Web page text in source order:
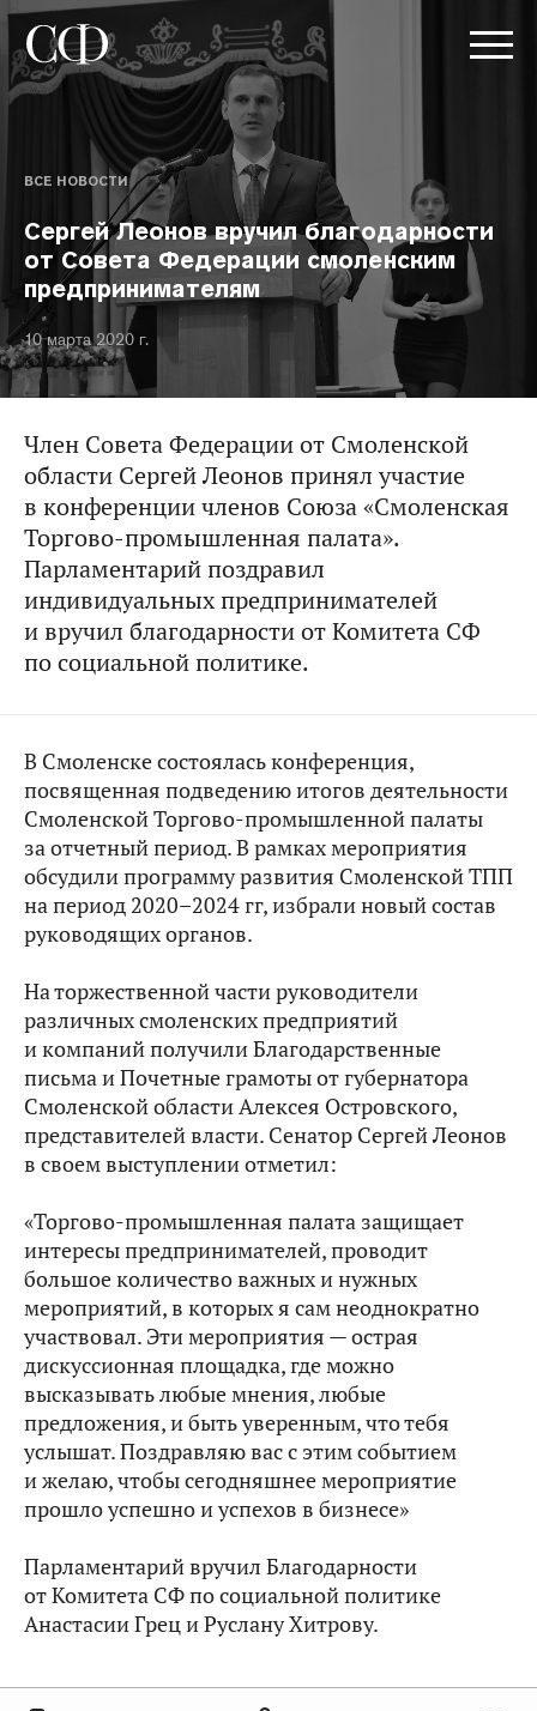
ВСЕ НОВОСТИ
Сергей Леонов вручил благодарности
от Совета Федерации смоленским
предпринимателям
10 марта 2020 г.
Член Совета Федерации от Смоленской
области Сергей Леонов принял участие
в конференции членов Союза «Смоленская
Торгово-промышленная палата».
Парламентарий поздравил
индивидуальных предпринимателей
и вручил благодарности от Комитета СФ
по социальной политике.
В Смоленске состоялась конференция,
посвященная подведению итогов деятельности
Смоленской Торгово-промышленной палаты
за отчетный период. В рамках мероприятия
обсудили программу развития Смоленской ТПП
на период 2020–2024 гг, избрали новый состав
руководящих органов.
На торжественной части руководители
различных смоленских предприятий
и компаний получили Благодарственные
письма и Почетные грамоты от губернатора
Смоленской области Алексея Островского,
представителей власти. Сенатор Сергей Леонов
в своем выступлении отметил:
«Торгово-промышленная палата защищает
интересы предпринимателей, проводит
большое количество важных и нужных
мероприятий, в которых я сам неоднократно
участвовал. Эти мероприятия — острая
дискуссионная площадка, где можно
высказывать любые мнения, любые
предложения, и быть уверенным, что тебя
услышат. Поздравляю вас с этим событием
и желаю, чтобы сегодняшнее мероприятие
прошло успешно и успехов в бизнесе»
Парламентарий вручил Благодарности
от Комитета СФ по социальной политике
Анастасии Грец и Руслану Хитрову.